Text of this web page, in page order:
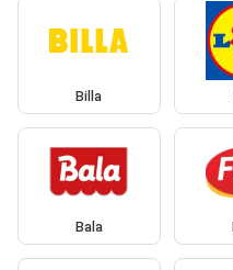
Billa
Bala